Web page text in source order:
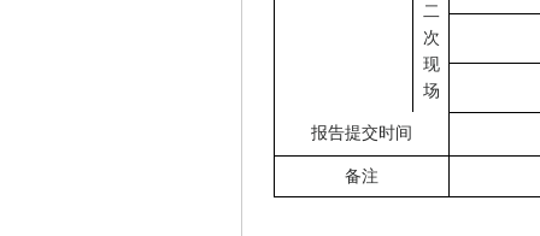
二
次
现
场
报告提交时间
备注